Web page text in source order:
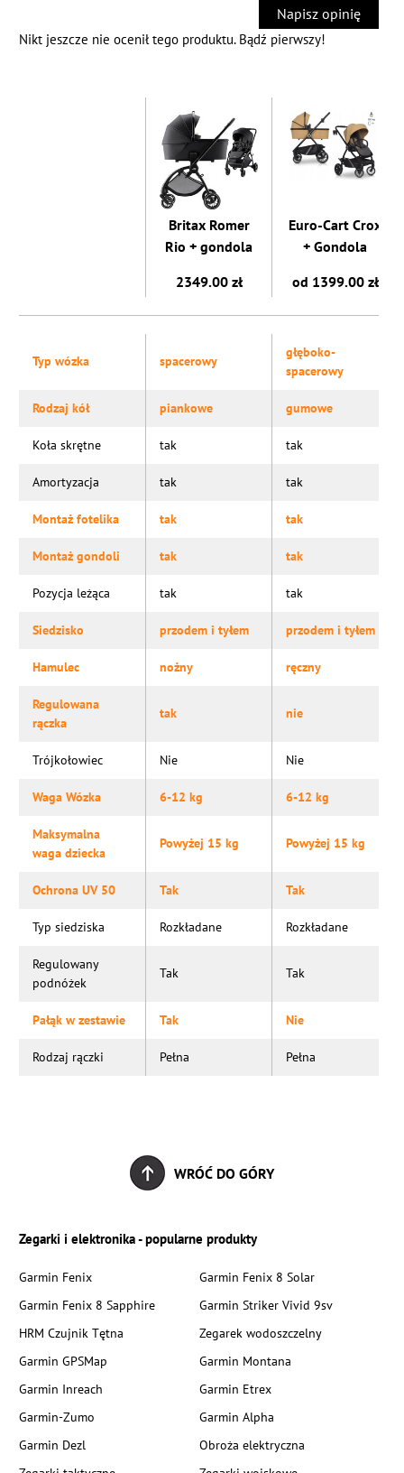
Napisz opinię
Nikt jeszcze nie ocenił tego produktu. Bądź pierwszy!
Britax Romer
Rio + gondola
Euro-Cart Crox
+ Gondola
2349.00 zł
od 1399.00 zł
Typ wózka spacerowy
głęboko-
spacerowy
Rodzaj kół piankowe gumowe
Koła skrętne tak tak
Amortyzacja tak tak
Montaż fotelika tak tak
Montaż gondoli tak tak
Pozycja leżąca tak tak
Siedzisko przodem i tyłem przodem i tyłem
Hamulec nożny ręczny
Regulowana
rączka
tak nie
Trójkołowiec Nie Nie
Waga Wózka 6-12 kg 6-12 kg
Maksymalna
waga dziecka
Powyżej 15 kg Powyżej 15 kg
Ochrona UV 50 Tak Tak
Typ siedziska Rozkładane Rozkładane
Regulowany
podnóżek
Tak Tak
Pałąk w zestawie Tak Nie
Rodzaj rączki Pełna Pełna
WRÓĆ DO GÓRY
Zegarki i elektronika - popularne produkty
Garmin Fenix
Garmin Fenix 8 Solar
Garmin Fenix 8 Sapphire
Garmin Striker Vivid 9sv
HRM Czujnik Tętna
Zegarek wodoszczelny
Garmin GPSMap
Garmin Montana
Garmin Inreach
Garmin Etrex
Garmin-Zumo
Garmin Alpha
Garmin Dezl
Obroża elektryczna